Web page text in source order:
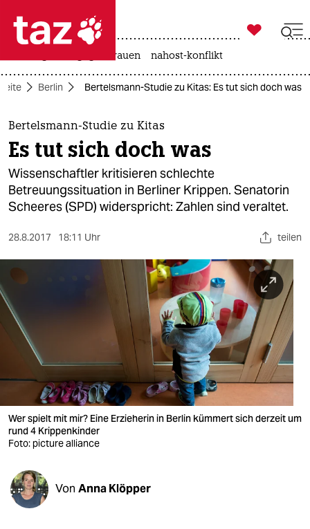
 taz zahl ich
taz zahl ich
themen
politik
öko
gesellschaft
sport
berlin
nord
wahrheit
verlag
verlag
shop
fragen & hilfe

taz zahl ich
gewalt gegen frauen nahost-konflikt
Berlin Bertelsmann-Studie zu Kitas: Es tut sich doch was
Bertelsmann-Studie zu Kitas
Es tut sich doch was
Wissenschaftler kritisieren schlechte
Betreuungssituation in Berliner Krippen. Senatorin
Scheeres (SPD) widerspricht: Zahlen sind veraltet.
28.8.2017 18:11 Uhr teilen
Wer spielt mit mir? Eine Erzieherin in Berlin kümmert sich derzeit um
rund 4 Krippenkinder
Foto: picture alliance
Von Anna Klöpper